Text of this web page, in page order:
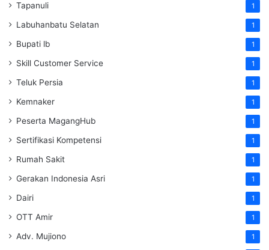
Tapanuli 1
Labuhanbatu Selatan 1
Bupati lb 1
Skill Customer Service 1
Teluk Persia 1
Kemnaker 1
Peserta MagangHub 1
Sertifikasi Kompetensi 1
Rumah Sakit 1
Gerakan Indonesia Asri 1
Dairi 1
OTT Amir 1
Adv. Mujiono 1